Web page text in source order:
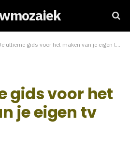
ultieme gids voor het maken van je eigen tv koof
gids voor het
je eigen tv